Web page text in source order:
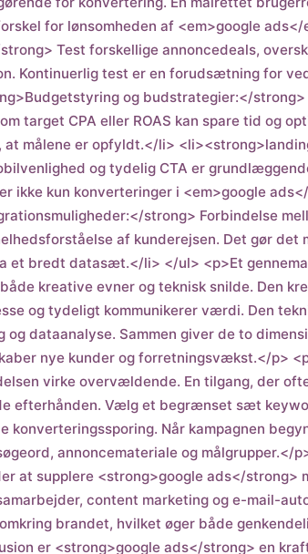
for lønsomheden af <em>google
Test forskellige annoncedeals,
Kontinuerlig test er en forudsætning for
og budstrategier:</
target CPA eller ROAS kan spare tid og
målene er opfyldt.</li>
og tydelig CTA er
ikke kun konverteringer i <em>google
strong> Forbindelse
af kunderejsen. Det gør det
et bredt datasæt.</li> </ul> <p>Et
kreative evner og teknisk snilde. Den
og tydeligt kommunikerer værdi. Den
dataanalyse. Sammen giver de to
nye kunder og forretningsvækst.</p>
virke overvældende. En tilgang, der
efterhånden. Vælg et begrænset sæt
konverteringssporing. Når kampagnen
annoncemateriale og målgrupper.</
at supplere <strong>google ads</strong>
content marketing og e-mail-
brandet, hvilket øger både
er <strong>google ads</strong> en